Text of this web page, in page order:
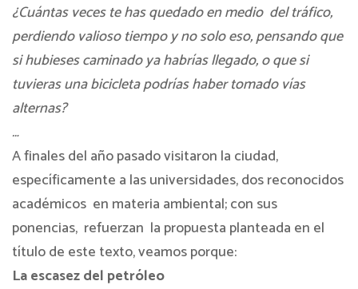
¿Cuántas veces te has quedado en medio del tráfico,
perdiendo valioso tiempo y no solo eso, pensando que
si hubieses caminado ya habrías llegado, o que si
tuvieras una bicicleta podrías haber tomado vías
alternas?
…
A finales del año pasado visitaron la ciudad,
específicamente a las universidades, dos reconocidos
académicos en materia ambiental; con sus
ponencias, refuerzan la propuesta planteada en el
título de este texto, veamos porque:
La escasez del petróleo